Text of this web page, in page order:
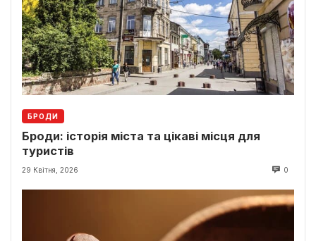
БРОДИ
Броди: історія міста та цікаві місця для
туристів
29 Квітня, 2026 0